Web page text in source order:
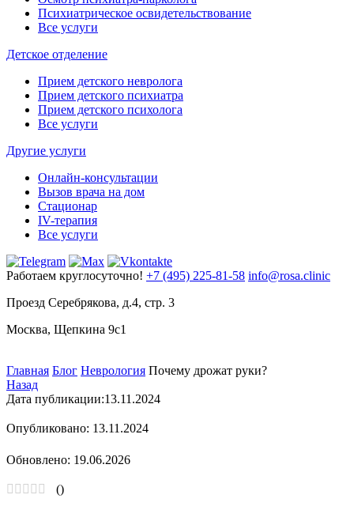
Психиатрическое освидетельствование
Все услуги
Детское отделение
Прием детского невролога
Прием детского психиатра
Прием детского психолога
Все услуги
Другие услуги
Онлайн-консультации
Вызов врача на дом
Стационар
IV-терапия
Все услуги
Работаем круглосуточно! +7 (495) 225-81-58 info@rosa.clinic
Проезд Серебрякова, д.4, стр. 3
Москва, Щепкина 9с1
Главная Блог Неврология Почему дрожат руки?
Назад
Дата публикации:13.11.2024
Опубликовано: 13.11.2024
Обновлено: 19.06.2026
()